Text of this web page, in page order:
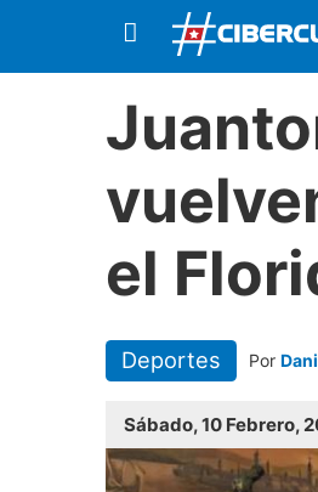
el
Deportes Por
Sábado, 10 Febrero,